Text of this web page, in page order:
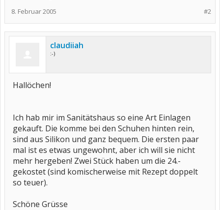
#2
8. Februar 2005
claudiiah
:-)
Hallöchen!
Ich hab mir im Sanitätshaus so eine Art Einlagen
gekauft. Die komme bei den Schuhen hinten rein,
sind aus Silikon und ganz bequem. Die ersten paar
mal ist es etwas ungewohnt, aber ich will sie nicht
mehr hergeben! Zwei Stück haben um die 24.-
gekostet (sind komischerweise mit Rezept doppelt
so teuer).
Schöne Grüsse